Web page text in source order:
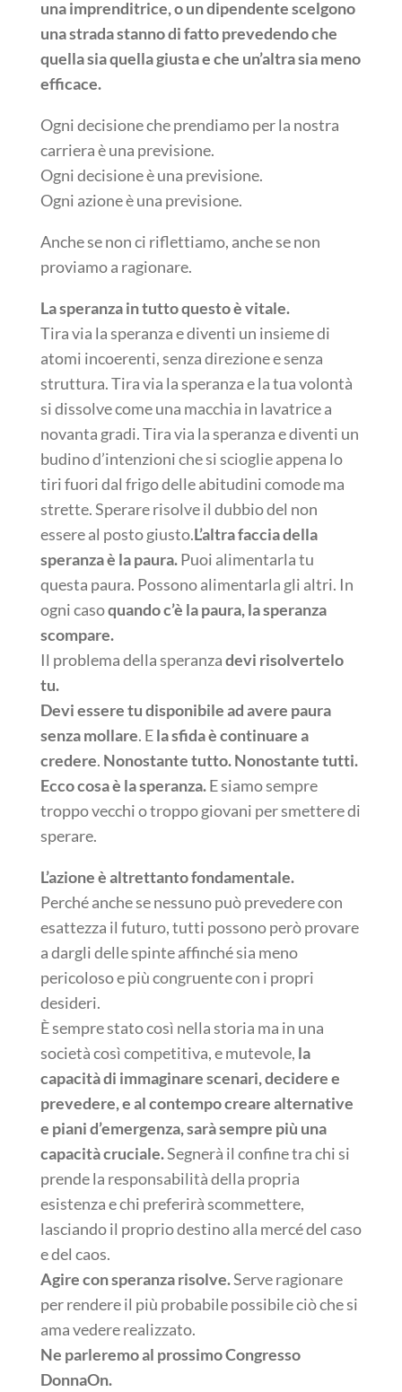
una imprenditrice, o un dipendente scelgono
una strada stanno di fatto prevedendo che
quella sia quella giusta e che un’altra sia meno
efficace.
Ogni decisione che prendiamo per la nostra
carriera è una previsione.
Ogni decisione è una previsione.
Ogni azione è una previsione.
Anche se non ci riflettiamo, anche se non
proviamo a ragionare.
La speranza in tutto questo è vitale.
Tira via la speranza e diventi un insieme di
atomi incoerenti, senza direzione e senza
struttura. Tira via la speranza e la tua volontà
si dissolve come una macchia in lavatrice a
novanta gradi. Tira via la speranza e diventi un
budino d’intenzioni che si scioglie appena lo
tiri fuori dal frigo delle abitudini comode ma
strette. Sperare risolve il dubbio del non
essere al posto giusto.L’altra faccia della
speranza è la paura.Puoi alimentarla tu
questa paura. Possono alimentarla gli altri. In
ogni casoquando c’è la paura, la speranza
scompare.
Il problema della speranzadevi risolvertelo
tu.
Devi essere tu disponibile ad avere paura
senza mollare. Ela sfida è continuare a
credere. Nonostante tutto. Nonostante tutti.
Ecco cosa è la speranza.E siamo sempre
troppo vecchi o troppo giovani per smettere di
sperare.
L’azione è altrettanto fondamentale.
Perché anche se nessuno può prevedere con
esattezza il futuro, tutti possono però provare
a dargli delle spinte affinché sia meno
pericoloso e più congruente con i propri
desideri.
È sempre stato così nella storia ma in una
società così competitiva, e mutevole, la
capacità di immaginare scenari, decidere e
prevedere, e al contempo creare alternative
e piani d’emergenza, sarà sempre più una
capacità cruciale.Segnerà il confine tra chi si
prende la responsabilità della propria
esistenza e chi preferirà scommettere,
lasciando il proprio destino alla mercé del caso
e del caos.
Agire con speranza risolve.Serve ragionare
per rendere il più probabile possibile ciò che si
ama vedere realizzato.
Ne parleremo al prossimo Congresso
DonnaOn.